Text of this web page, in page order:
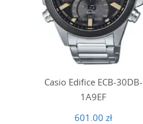
Casio Edifice ECB-30DB-
1A9EF
601.00 zł